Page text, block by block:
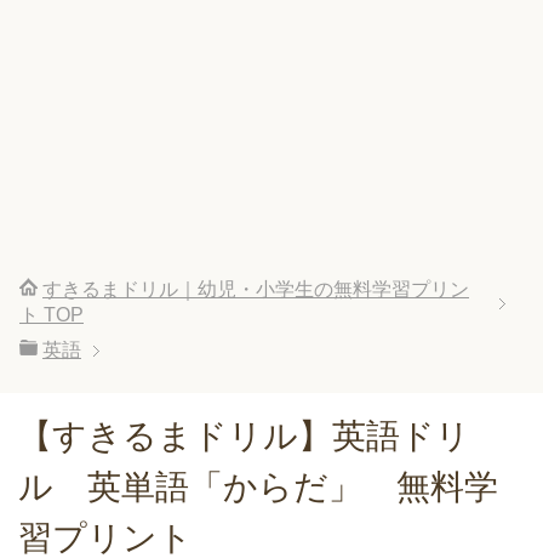
すきるまドリル｜幼児・小学生の無料学習プリン
ト TOP
英語
【すきるまドリル】英語ドリ
ル 英単語「からだ」 無料学
習プリント